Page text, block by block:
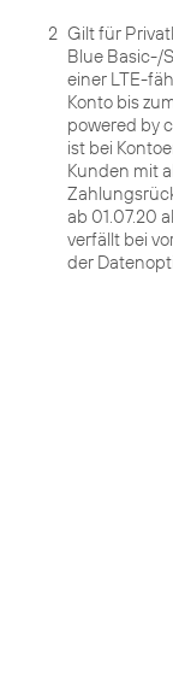
2 Gilt für
Blue Basic-/
einer LTE-
Konto bis
powered by
ist bei
Kunden mit
ab 01.07.20
verfällt bei
der